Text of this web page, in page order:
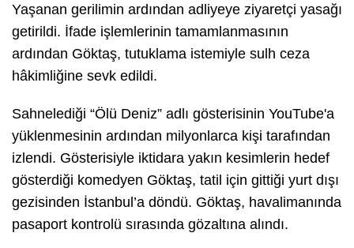
Yaşanan gerilimin ardından adliyeye ziyaretçi yasağı
getirildi. İfade işlemlerinin tamamlanmasının
ardından Göktaş, tutuklama istemiyle sulh ceza
hâkimliğine sevk edildi.
Sahnelediği “Ölü Deniz” adlı gösterisinin YouTube'a
yüklenmesinin ardından milyonlarca kişi tarafından
izlendi. Gösterisiyle iktidara yakın kesimlerin hedef
gösterdiği komedyen Göktaş, tatil için gittiği yurt dışı
gezisinden İstanbul’a döndü. Göktaş, havalimanında
pasaport kontrolü sırasında gözaltına alındı.